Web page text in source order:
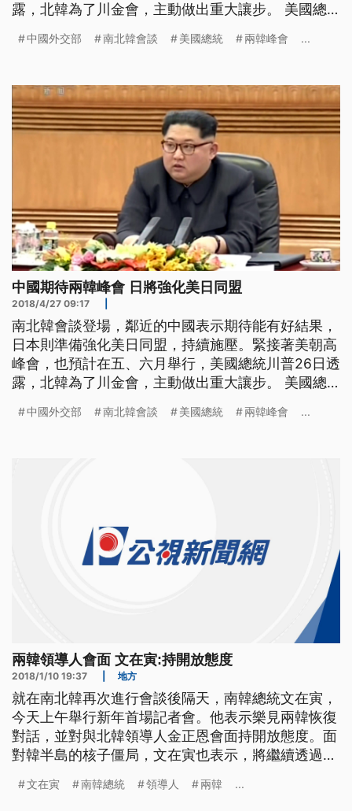
露，北韓為了川金會，主動做出重大讓步。 美國總
作風功勞，促成北韓改變姿態。川金會預計將在5、6
五個地點備案，但沒有透露具體細節。他並聲稱，美
國還沒提出要求，和金正恩也
中國外交部 南北韓會談 美國總統 兩韓峰會 ...
中國期待兩韓峰會 日將強化美日同盟
2018/4/27 09:17
南北韓會談登場，鄰近的中國表示期待能有好結果，
日本則準備強化美日同盟，持續施壓。緊接著美朝高
峰會，也預計在五、六月舉行，美國總統川普26日透
露，北韓為了川金會，主動做出重大讓步。 美國總
作風功勞，促成北韓改變姿態。川金會預計將在5、6
中國外交部 南北韓會談 美國總統 兩韓峰會 ...
兩韓領導人會面 文在寅:持開放態度
2018/1/10 19:37 地方
就在南北韓再次進行會談後隔天，南韓總統文在寅，
今天上午舉行新年首場記者會。他表示樂見兩韓恢復
對話，並對與北韓領導人金正恩會面持開放態度。面
對韓半島的核子僵局，文在寅也表示，將繼續透過會
電視轉播記者會，全長一小時又二十分鐘，有國內外
文在寅 南韓總統 領導人 兩韓 ...